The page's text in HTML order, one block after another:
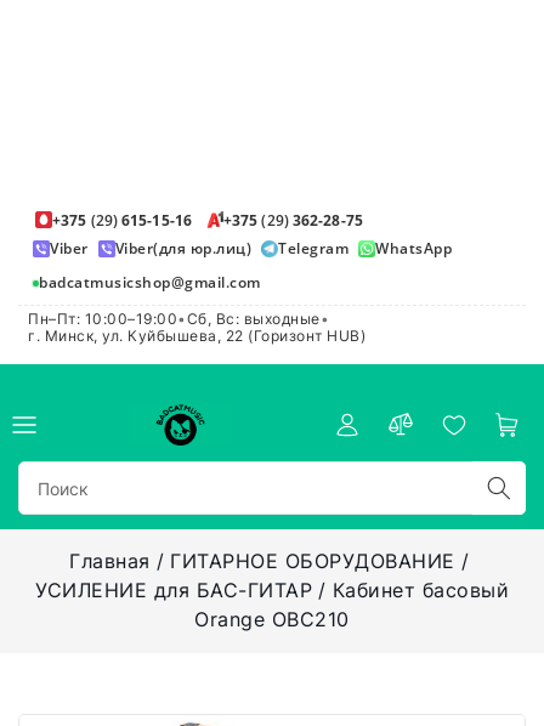
+375 (29)615-15-16 +375(29)362-28-75
Viber
Viber(для юр.лиц) Telegram
WhatsApp
badcatmusicshop@gmail.com
Пн–Пт: 10:00–19:00•Сб, Вс: выходные•
г. Минск, ул. Куйбышева, 22 (Горизонт HUB)
Главная
ГИТАРНОЕ ОБОРУДОВАНИЕ
УСИЛЕНИЕ для БАС-ГИТАР
Кабинет басовый
Orange OBC210